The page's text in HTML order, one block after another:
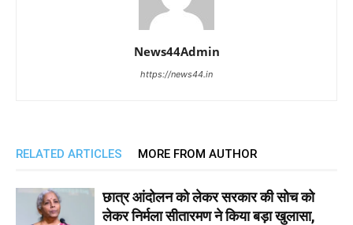
News44Admin
https://news44.in
RELATED ARTICLES MORE FROM AUTHOR
छात्र आंदोलन को लेकर सरकार की सोच को
लेकर निर्मला सीतारमण ने किया बड़ा खुलासा,